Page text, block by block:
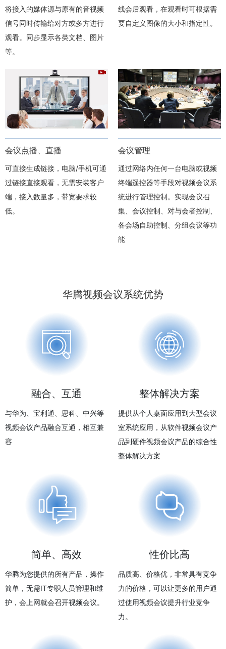
将接入的媒体源与原有的音视频
信号同时传输给对方或多方进行
观看。同步显示各类文档、图片
等。
线会后观看，在观看时可根据需
要自定义图像的大小和指定性。
会议点播、直播
可直接生成链接，电脑/手机可通
过链接直接观看，无需安装客户
端，接入数量多，带宽要求较
低。
会议管理
通过网络内任何一台电脑或视频
终端遥控器等手段对视频会议系
统进行管理控制。实现会议召
集、会议控制、对与会者控制、
各会场自助控制、分组会议等功
能
华腾视频会议系统优势
融合、互通
与华为、宝利通、思科、中兴等
视频会议产品融合互通，相互兼
容
整体解决方案
提供从个人桌面应用到大型会议
室系统应用，从软件视频会议产
品到硬件视频会议产品的综合性
整体解决方案
简单、高效
华腾为您提供的所有产品，操作
简单，无需IT专职人员管理和维
护，会上网就会召开视频会议。
性价比高
品质高、价格优，非常具有竞争
力的价格，可以让更多的用户通
过使用视频会议提升行业竞争
力。